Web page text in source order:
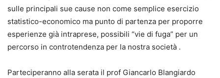
sulle principali sue cause non come semplice esercizio
statistico-economico ma punto di partenza per proporre
esperienze già intraprese, possibili “vie di fuga” per un
percorso in controtendenza per la nostra società .
Parteciperanno alla serata il prof Giancarlo Blangiardo